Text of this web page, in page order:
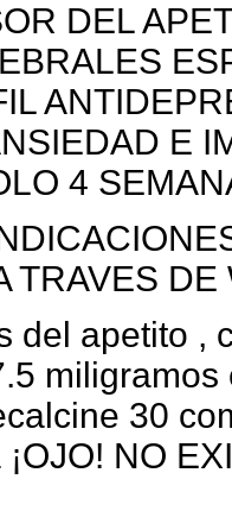
DEL
E
4
TRAVES
del apetito ,
30
NO